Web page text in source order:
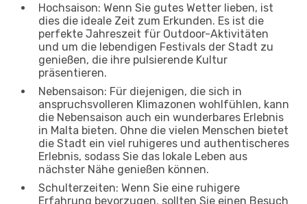
Hochsaison: Wenn Sie gutes Wetter lieben, ist
dies die ideale Zeit zum Erkunden. Es ist die
perfekte Jahreszeit für Outdoor-Aktivitäten
und um die lebendigen Festivals der Stadt zu
genießen, die ihre pulsierende Kultur
präsentieren.
Nebensaison: Für diejenigen, die sich in
anspruchsvolleren Klimazonen wohlfühlen, kann
die Nebensaison auch ein wunderbares Erlebnis
in Malta bieten. Ohne die vielen Menschen bietet
die Stadt ein viel ruhigeres und authentischeres
Erlebnis, sodass Sie das lokale Leben aus
nächster Nähe genießen können.
Schulterzeiten: Wenn Sie eine ruhigere
Erfahrung bevorzugen, sollten Sie einen Besuch